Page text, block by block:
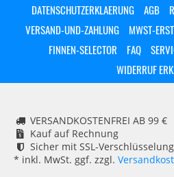
DATENSCHUTZERKLAERUNG
AGB
VERSAND-UND-ZAHLUNG
MWST-
FINNEN-SELECTOR
FAQ
WIDERRUF
VERSANDKOSTENFREI AB 99 €
Kauf auf Rechnung
Sicher mit SSL-Verschlüsselung
* inkl. MwSt. ggf. zzgl.